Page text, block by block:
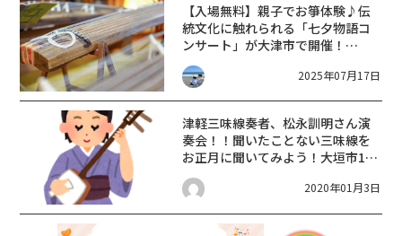
【入場無料】親子でお箏体験♪伝
統文化に触れられる「七夕物語コ
ンサート」が大津市で開催！
(7/21)
2025年07月17日
津軽三味線奏者、松永訓明さん演
奏会！！聞いたことない三味線を
お正月に聞いてみよう！大垣市1月
5日
2020年01月3日